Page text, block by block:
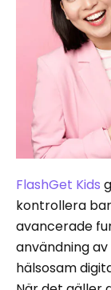
FlashGet Kids
kontrollera
avancerade
användning
hälsosam